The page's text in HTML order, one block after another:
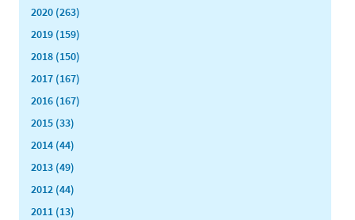
2020 (263)
2019 (159)
2018 (150)
2017 (167)
2016 (167)
2015 (33)
2014 (44)
2013 (49)
2012 (44)
2011 (13)